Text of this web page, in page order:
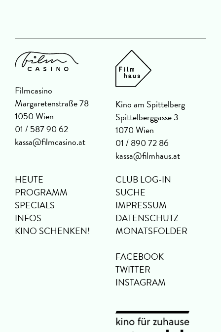
Filmcasino
Margaretenstraße 78
1050 Wien
01 / 587 90 62
kassa@filmcasino.at
Kino am Spittelberg
Spittelberggasse 3
1070 Wien
01 / 890 72 86
kassa@filmhaus.at
HEUTE
PROGRAMM
SPECIALS
INFOS
KINO SCHENKEN!
CLUB LOG-IN
SUCHE
IMPRESSUM
DATENSCHUTZ
MONATSFOLDER
FACEBOOK
TWITTER
INSTAGRAM